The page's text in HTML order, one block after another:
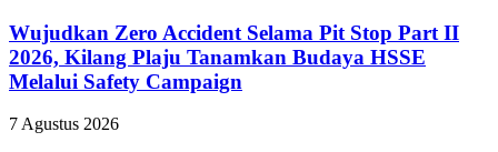
Accident
Selama
Pit
Stop
II
Wujudkan Zero Accident Selama Pit Stop Part II
2026, Kilang Plaju Tanamkan Budaya HSSE
Melalui Safety Campaign
RS
7 Agustus 2026